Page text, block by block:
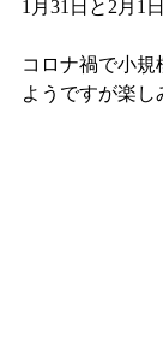
1月31日と2月1
コロナ禍で小規
ようですが楽し